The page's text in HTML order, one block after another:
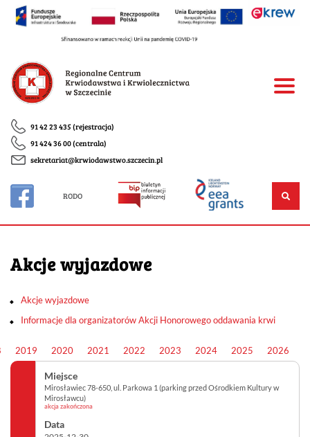
91 42 23 435 (rejestracja)
91 424 36 00 (centrala)
sekretariat@krwiodawstwo.szczecin.pl
RODO
Akcje wyjazdowe
Akcje wyjazdowe
Informacje dla organizatorów Akcji Honorowego oddawania krwi
2019 2020 2021 2022 2023 2024 2025 2026
Mirosławiec 78-650, ul. Parkowa 1 (parking przed Ośrodkiem Kultury w
Mirosławcu)
akcja zakończona